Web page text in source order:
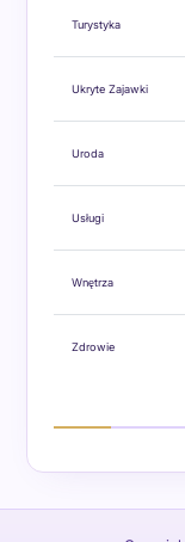
Turystyka
Ukryte Zajawki
Uroda
Usługi
Wnętrza
Zdrowie